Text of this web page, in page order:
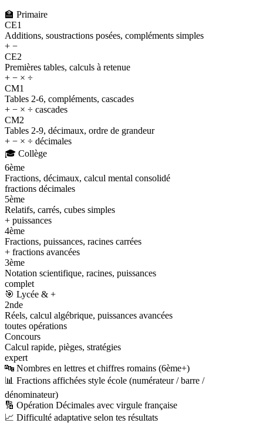
🏫 Primaire
CE1
Additions, soustractions posées, compléments simples
+ −
CE2
Premières tables, calculs à retenue
+ − × ÷
CM1
Tables 2-6, compléments, cascades
+ − × ÷ cascades
CM2
Tables 2-9, décimaux, ordre de grandeur
+ − × ÷ décimales
🎓 Collège
6ème
Fractions, décimaux, calcul mental consolidé
fractions décimales
5ème
Relatifs, carrés, cubes simples
+ puissances
4ème
Fractions, puissances, racines carrées
+ fractions avancées
3ème
Notation scientifique, racines, puissances
complet
🎯 Lycée & +
2nde
Réels, calcul algébrique, puissances avancées
toutes opérations
Concours
Calcul rapide, pièges, stratégies
expert
🔤 Nombres en lettres et chiffres romains (6ème+)
📊 Fractions affichées style école (numérateur / barre /
dénominateur)
🔢 Opération Décimales avec virgule française
📈 Difficulté adaptative selon tes résultats